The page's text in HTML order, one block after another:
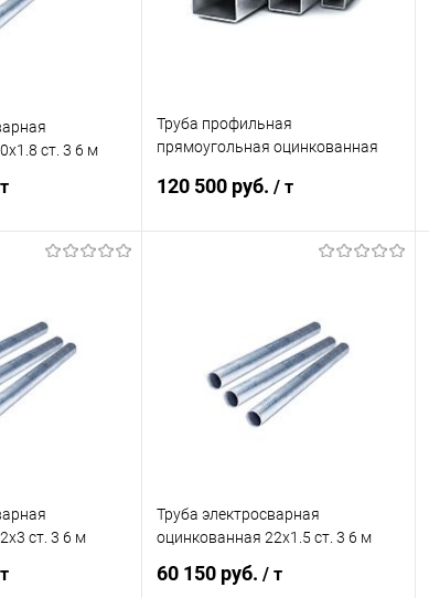
ст. 3 6 м
Сравнение
Под заказ
Труба профильная
прямоугольная оцинкованная
120 500 руб. / т
Купить в 1 клик Сравнение
В избранное Под заказ
ст. 3 6 м
Труба электросварная
оцинкованная 22х1.5 ст. 3 6 м
60 150 руб. / т